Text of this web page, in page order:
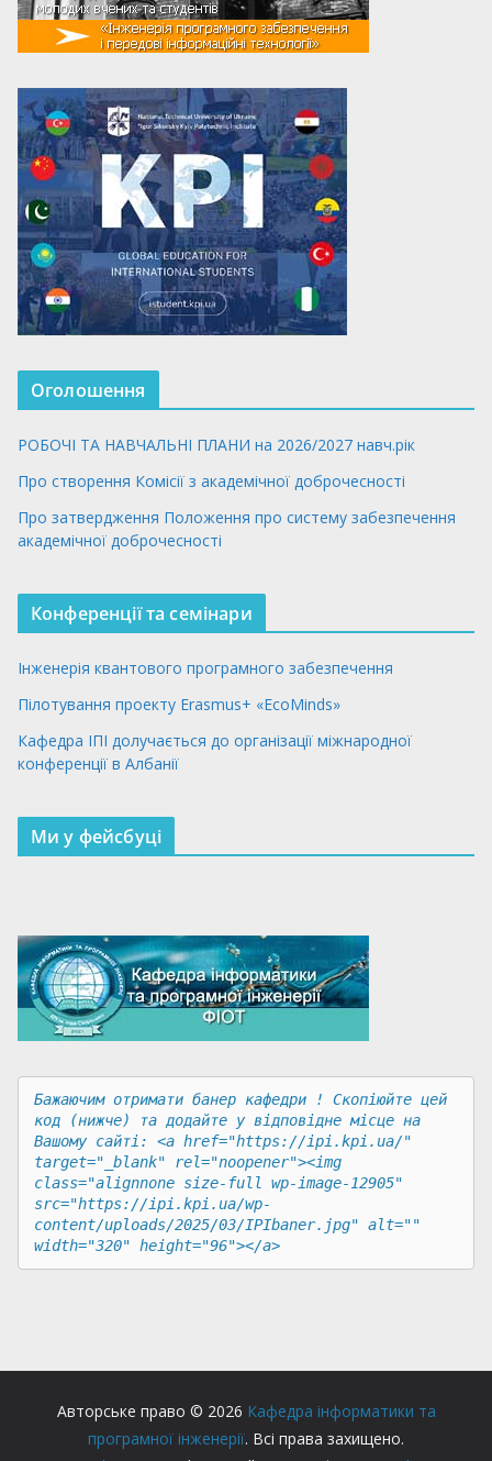
Оголошення
РОБОЧІ ТА НАВЧАЛЬНІ ПЛАНИ на 2026/2027 навч.рік
Про створення Комісії з академічної доброчесності
Про затвердження Положення про систему забезпечення
академічної доброчесності
Конференції та семінари
Інженерія квантового програмного забезпечення
Пілотування проекту Erasmus+ «EcoMinds»
Кафедра ІПІ долучається до організації міжнародної
конференції в Албанії
Ми у фейсбуці
Бажаючим отримати банер кафедри ! Скопіюйте цей
код (нижче) та додайте у відповідне місце на
Вашому сайті: <a href="https://ipi.kpi.ua/"
target="_blank" rel="noopener"><img
class="alignnone size-full wp-image-12905"
src="https://ipi.kpi.ua/wp-
content/uploads/2025/03/IPIbaner.jpg" alt=""
width="320" height="96"></a>
Авторське право © 2026 Кафедра інформатики та
програмної інженерії. Всі права захищено.